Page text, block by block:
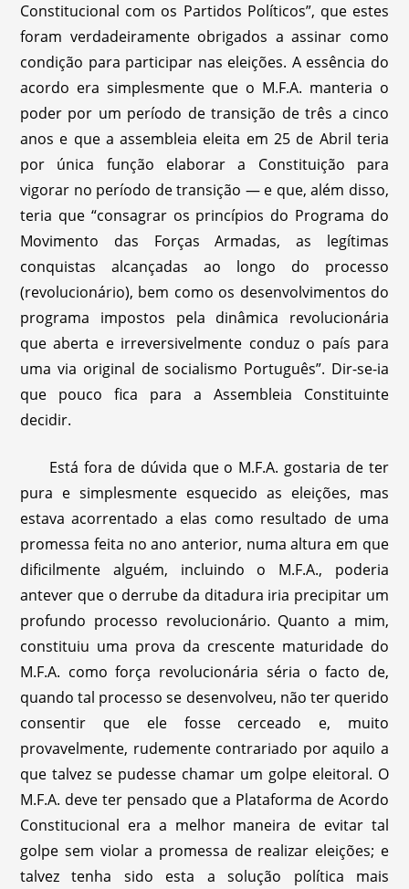
Constitucional com os Partidos Políticos”, que estes
foram verdadeiramente obrigados a assinar como
condição para participar nas eleições. A essência do
acordo era simplesmente que o M.F.A. manteria o
poder por um período de transição de três a cinco
anos e que a assembleia eleita em 25 de Abril teria
por única função elaborar a Constituição para
vigorar no período de transição — e que, além disso,
teria que “consagrar os princípios do Programa do
Movimento das Forças Armadas, as legítimas
conquistas alcançadas ao longo do processo
(revolucionário), bem como os desenvolvimentos do
programa impostos pela dinâmica revolucionária
que aberta e irreversivelmente conduz o país para
uma via original de socialismo Português”. Dir-se-ia
que pouco fica para a Assembleia Constituinte
decidir.
Está fora de dúvida que o M.F.A. gostaria de ter
pura e simplesmente esquecido as eleições, mas
estava acorrentado a elas como resultado de uma
promessa feita no ano anterior, numa altura em que
dificilmente alguém, incluindo o M.F.A., poderia
antever que o derrube da ditadura iria precipitar um
profundo processo revolucionário. Quanto a mim,
constituiu uma prova da crescente maturidade do
M.F.A. como força revolucionária séria o facto de,
quando tal processo se desenvolveu, não ter querido
consentir que ele fosse cerceado e, muito
provavelmente, rudemente contrariado por aquilo a
que talvez se pudesse chamar um golpe eleitoral. O
M.F.A. deve ter pensado que a Plataforma de Acordo
Constitucional era a melhor maneira de evitar tal
golpe sem violar a promessa de realizar eleições; e
talvez tenha sido esta a solução política mais